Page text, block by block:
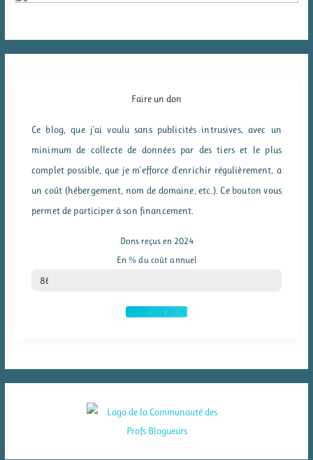
Faire un don
Ce blog, que j'ai voulu sans publicités intrusives, avec un
minimum de collecte de données par des tiers et le plus
complet possible, que je m'efforce d'enrichir régulièrement, a
un coût (hébergement, nom de domaine, etc.). Ce bouton vous
permet de participer à son financement.
Dons reçus en 2024
En % du coût annuel
% du coût annuel
86
FAIRE UN DON